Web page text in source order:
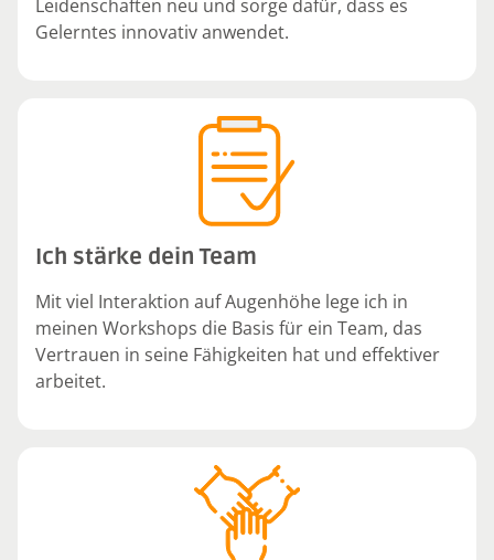
Leidenschaften neu und sorge dafür, dass es
Gelerntes innovativ anwendet.
Ich stärke dein Team
Mit viel Interaktion auf Augenhöhe lege ich in
meinen Workshops die Basis für ein Team, das
Vertrauen in seine Fähigkeiten hat und effektiver
arbeitet.